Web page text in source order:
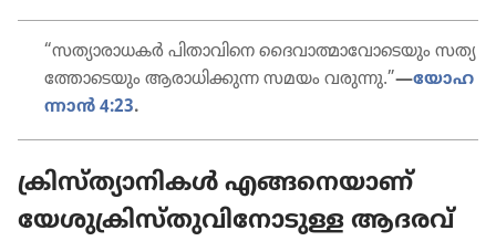
“സത്യാ​രാ​ധകർ പിതാ​വി​നെ ദൈവാ​ത്മാ​വോ​ടെ​യും സത്യ​
ത്തോ​ടെ​യും ആരാധി​ക്കുന്ന സമയം വരുന്നു.”—യോഹ​
ന്നാൻ 4:23.
ക്രിസ്‌ത്യാ​നി​കൾ എങ്ങനെ​യാണ്‌
യേശു​ക്രി​സ്‌തു​വി​നോ​ടുള്ള ആദരവ്‌